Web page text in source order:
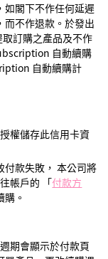
如閣下不作任何延遲
而不作退款。於發出
訂購之產品及不作
自動續購
自動續購計
權儲存此信用卡資
付款失敗， 本公司將
帳戶的 「付款方
。
期會顯示於付款頁